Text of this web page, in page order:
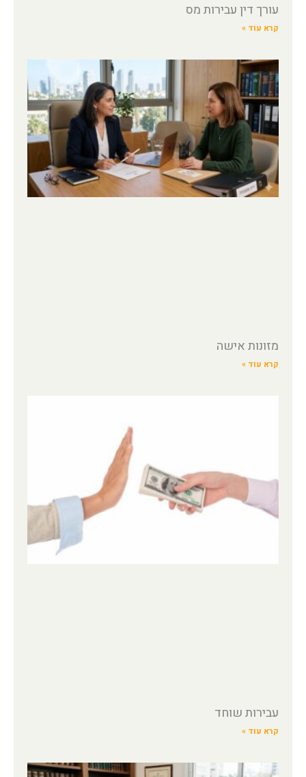
עורך דין עבירות מס
קרא עוד »
מזונות אישה
קרא עוד »
עבירות שוחד
קרא עוד »